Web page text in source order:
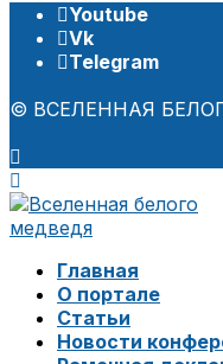
Youtube
Vk
Telegram
© ВСЕЛЕННАЯ
Главная
О портале
Статьи
Новости